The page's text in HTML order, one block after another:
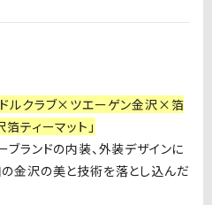
ルクラブ×ツエーゲン金沢×箔
ティーマット」
ランドの内装、外装デザインに
金沢の美と技術を落とし込んだ